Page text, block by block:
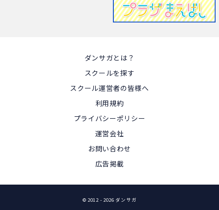
ダンサガとは？
スクールを探す
スクール運営者の皆様へ
利用規約
プライバシーポリシー
運営会社
お問い合わせ
広告掲載
© 2012- 2026 ダンサガ